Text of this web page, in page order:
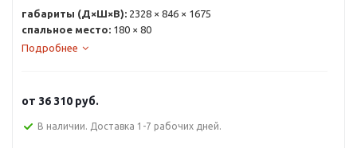
габариты (Д×Ш×В): 2328 × 846 × 1675
спальное место: 180 × 80
Подробнее
от 36 310 руб.
В наличии. Доставка 1-7 рабочих дней.